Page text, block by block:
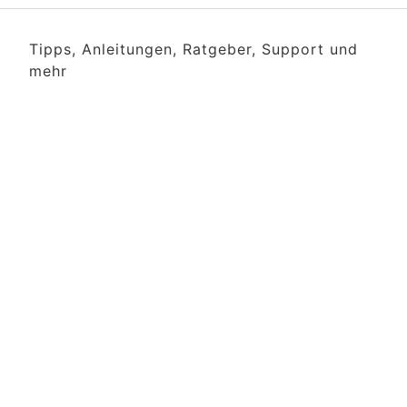
Tipps, Anleitungen, Ratgeber, Support und
mehr